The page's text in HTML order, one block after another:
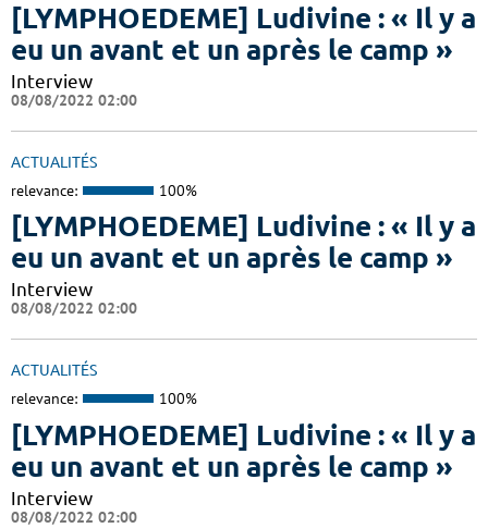
[LYMPHOEDEME] Ludivine : « Il y a
eu un avant et un après le camp »
Interview
08/08/2022 02:00
ACTUALITÉS
relevance: 100%
[LYMPHOEDEME] Ludivine : « Il y a
eu un avant et un après le camp »
Interview
08/08/2022 02:00
ACTUALITÉS
relevance: 100%
[LYMPHOEDEME] Ludivine : « Il y a
eu un avant et un après le camp »
Interview
08/08/2022 02:00